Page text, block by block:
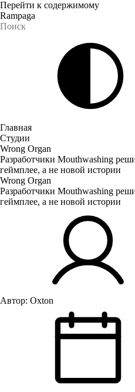
Перейти к содержимому
Rampaga
Главная
Студии
Wrong Organ
Разработчики Mouthwashing
геймплее, а не новой истории
Wrong Organ
Разработчики Mouthwashing
геймплее, а не новой истории
Автор: Oxton